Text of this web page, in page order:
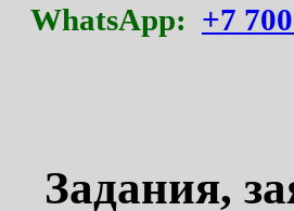
WhatsApp: +7
Задания,